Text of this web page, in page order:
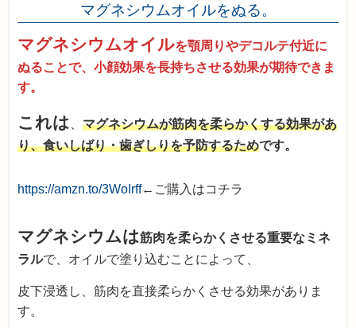
マグネシウムオイルをぬる。
マグネシウムオイルを顎周りやデコルテ付近に
ぬることで、小顔効果を長持ちさせる効果が期待できま
す。
これは 、マグネシウムが筋肉を柔らかくする効果があ
り、食いしばり・歯ぎしりを予防するためです。
https://amzn.to/3WoIrff←ご購入はコチラ
マグネシウムは筋肉を柔らかくさせる重要なミネ
ラルで、オイルで塗り込むことによって、
皮下浸透し、筋肉を直接柔らかくさせる効果がありま
す。